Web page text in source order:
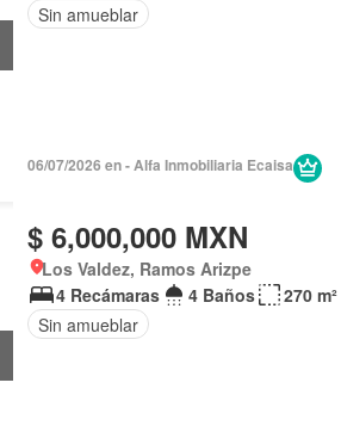
Sin amueblar
06/07/2026 en - Alfa Inmobiliaria Ecaisa
$ 6,000,000 MXN
Los Valdez, Ramos Arizpe
4 Recámaras
4 Baños
270 m²
Sin amueblar